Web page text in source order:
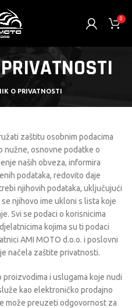
0
O PRIVATNOSTI
zaštitu osobnim podacima
nužne, osnovne podatke o
naših obveza, informira
podataka, redovito daje
njihovih podataka, uključujući
njihovo ime ukloni s lista koje
Svi se podaci o korisnicima
kojima su ti podaci
AMI MOTO d.o.o. i poslovni
načela zaštite privatnosti.
i uslugama koje nudi
kao elektroničko prodajno
može preuzeti odgovornost za